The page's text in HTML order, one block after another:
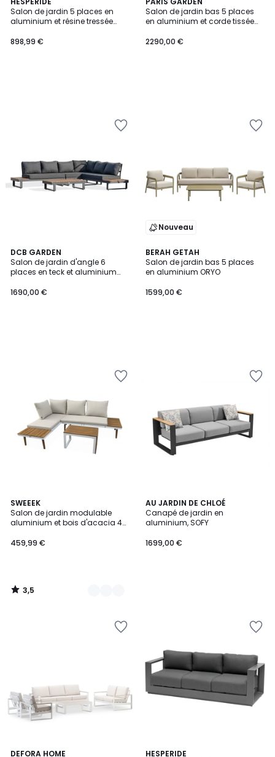
Salon de jardin 5 places en
aluminium et résine tressée
898,99 €
Salon de jardin bas 5 places
en aluminium et corde tissée
2290,00 €
DCB GARDEN
Salon de jardin d'angle 6
places en teck et aluminium
1690,00 €
Nouveau
BERAH GETAH
Salon de jardin bas 5 places
en aluminium ORYO
1599,00 €
SWEEEK
Salon de jardin modulable
aluminium et bois d'acacia 4
459,99 €
3,5
/ 5
3
Couleurs
3,5
/
AU JARDIN DE CHLOÉ
Canapé de jardin en
aluminium, SOFY
1699,00 €
DEFORA HOME
2
HESPERIDE
5